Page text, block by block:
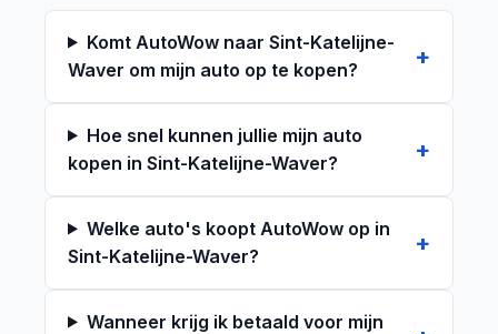
Komt AutoWow naar Sint-Katelijne-
Waver om mijn auto op te kopen?
Hoe snel kunnen jullie mijn auto
kopen in Sint-Katelijne-Waver?
Welke auto's koopt AutoWow op in
Sint-Katelijne-Waver?
Wanneer krijg ik betaald voor mijn